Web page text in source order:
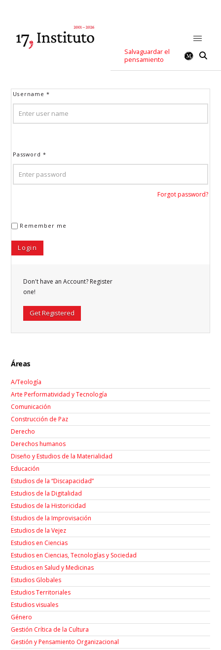
Salvaguardar el
pensamiento
Username*
Password*
Forgot password?
Remember me
Don't have an Account? Register
one!
Get Registered
Áreas
A/Teología
Arte Performatividad y Tecnología
Comunicación
Construcción de Paz
Derecho
Derechos humanos
Diseño y Estudios de la Materialidad
Educación
Estudios de la “Discapacidad”
Estudios de la Digitalidad
Estudios de la Historicidad
Estudios de la Improvisación
Estudios de la Vejez
Estudios en Ciencias
Estudios en Ciencias, Tecnologías y Sociedad
Estudios en Salud y Medicinas
Estudios Globales
Estudios Territoriales
Estudios visuales
Género
Gestión Crítica de la Cultura
Gestión y Pensamiento Organizacional